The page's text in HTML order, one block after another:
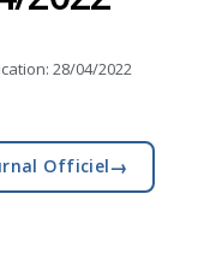
28/04/2022
Officiel→